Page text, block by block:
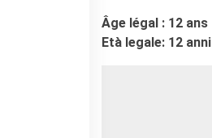
Âge légal : 12 ans
Età legale: 12 anni